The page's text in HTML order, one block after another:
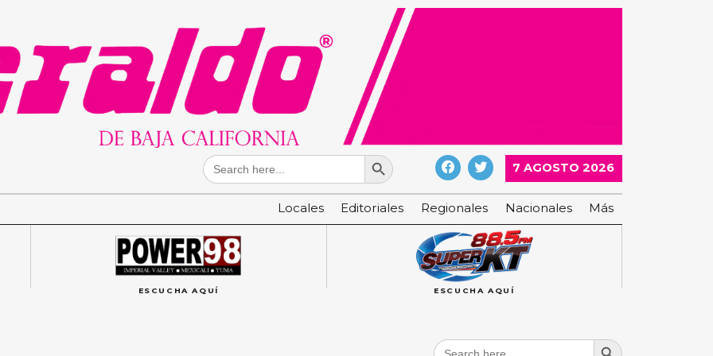
Search
for:
Search Button
7 AGOSTO 2026
Locales Editoriales Regionales Nacionales Más
ESCUCHA AQUÍ ESCUCHA AQUÍ
Search
Search Button